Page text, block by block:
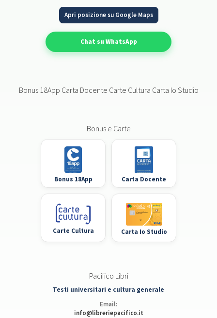
Apri posizione su Google Maps
Chat su WhatsApp
Bonus 18App Carta Docente Carte Cultura Carta Io Studio
Bonus e Carte
Bonus 18App Carta Docente
Carte Cultura Carta Io Studio
Pacifico Libri
Testi universitari e cultura generale
Email:
info@libreriepacifico.it